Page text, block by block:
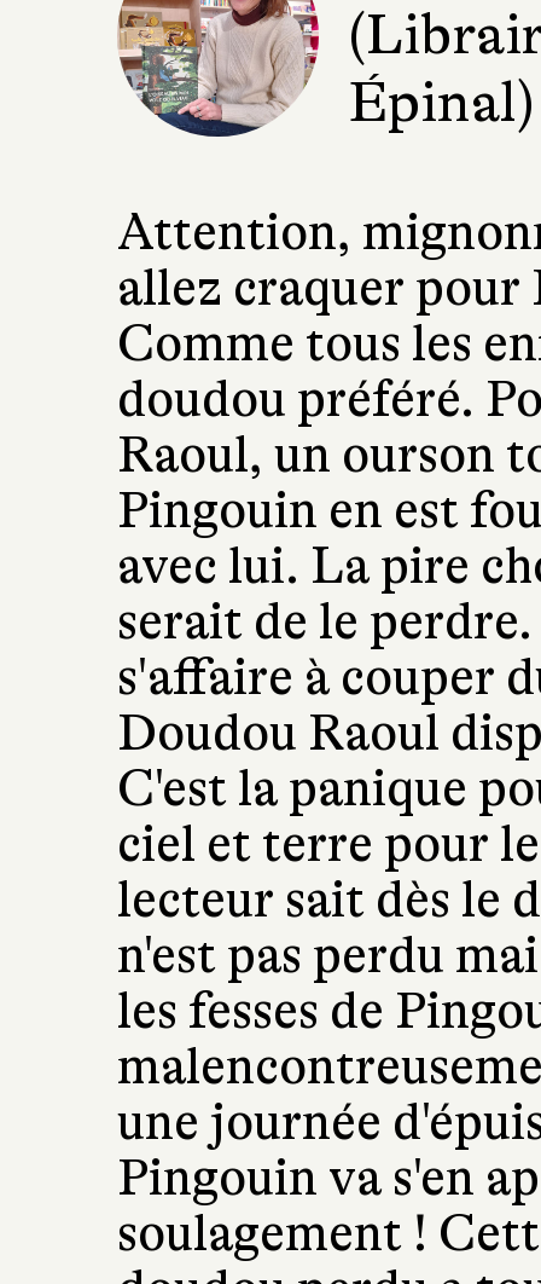
Épinal)
Attention,
allez craquer pour
Comme tous les
doudou préféré.
Raoul, un ourson
Pingouin en est
avec lui. La pire
serait de le
s'affaire à couper
Doudou Raoul
C'est la panique
ciel et terre pour
lecteur sait dès le
n'est pas perdu
les fesses de
une journée
Pingouin va s'en
soulagement !